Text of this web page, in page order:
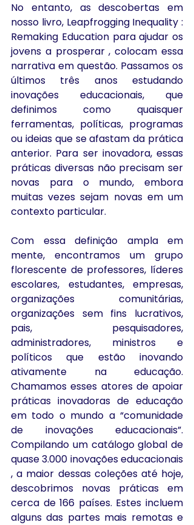
No entanto, as descobertas em
nosso livro, Leapfrogging Inequality :
Remaking Education para ajudar os
jovens a prosperar , colocam essa
narrativa em questão. Passamos os
últimos três anos estudando
inovações educacionais, que
definimos como quaisquer
ferramentas, políticas, programas
ou ideias que se afastam da prática
anterior. Para ser inovadora, essas
práticas diversas não precisam ser
novas para o mundo, embora
muitas vezes sejam novas em um
contexto particular.
Com essa definição ampla em
mente, encontramos um grupo
florescente de professores, líderes
escolares, estudantes, empresas,
organizações comunitárias,
organizações sem fins lucrativos,
pais, pesquisadores,
administradores, ministros e
políticos que estão inovando
ativamente na educação.
Chamamos esses atores de apoiar
práticas inovadoras de educação
em todo o mundo a “comunidade
de inovações educacionais”.
Compilando um catálogo global de
quase 3.000 inovações educacionais
, a maior dessas coleções até hoje,
descobrimos novas práticas em
cerca de 166 países. Estes incluem
alguns das partes mais remotas e